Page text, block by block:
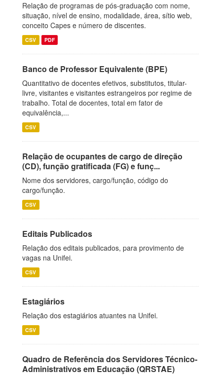
Relação de programas de pós-graduação com nome,
situação, nível de ensino, modalidade, área, sítio web,
conceito Capes e número de discentes.
CSV PDF
Banco de Professor Equivalente (BPE)
Quantitativo de docentes efetivos, substitutos, titular-
livre, visitantes e visitantes estrangeiros por regime de
trabalho. Total de docentes, total em fator de
equivalência,...
CSV
Relação de ocupantes de cargo de direção
(CD), função gratificada (FG) e funç...
Nome dos servidores, cargo/função, código do
cargo/função.
CSV
Editais Publicados
Relação dos editais publicados, para provimento de
vagas na Unifei.
CSV
Estagiários
Relação dos estagiários atuantes na Unifei.
CSV
Quadro de Referência dos Servidores Técnico-
Administrativos em Educação (QRSTAE)